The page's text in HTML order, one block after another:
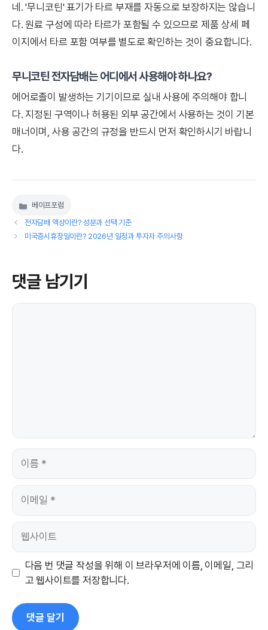
네. '무니코틴' 표기가 타르 부재를 자동으로 보장하지는 않습니
다. 원료 구성에 따라 타르가 포함될 수 있으므로 제품 상세 페
이지에서 타르 포함 여부를 별도로 확인하는 것이 중요합니다.
무니코틴 전자담배는 어디에서 사용해야 하나요?
에어로졸이 발생하는 기기이므로 실내 사용에 주의해야 합니
다. 지정된 구역이나 허용된 외부 공간에서 사용하는 것이 기본
매너이며, 사용 공간의 규정을 반드시 먼저 확인하시기 바랍니
다.
카
베이프포럼
전자담배 액상이란? 성분과 선택 기준
미국증시휴장일이란? 2026년 일정과 투자자 주의사항
댓글 남기기
댓
이
이
일
웹
트
다음 번 댓글 작성을 위해 이 브라우저에 이름, 이메일, 그리
고 웹사이트를 저장합니다.